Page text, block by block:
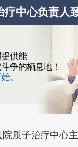
疗中心负责人
供能
争的栖息地！
。
质子治疗中心主